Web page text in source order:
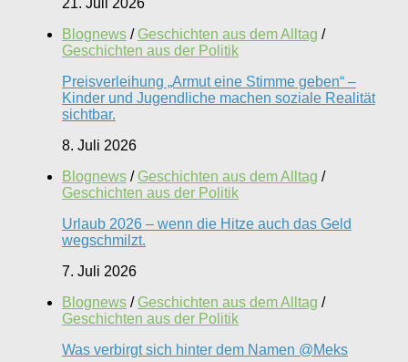
21. Juli 2026
Blognews / Geschichten aus dem Alltag /
Geschichten aus der Politik
Preisverleihung „Armut eine Stimme geben“ –
Kinder und Jugendliche machen soziale Realität
sichtbar.
8. Juli 2026
Blognews / Geschichten aus dem Alltag /
Geschichten aus der Politik
Urlaub 2026 – wenn die Hitze auch das Geld
wegschmilzt.
7. Juli 2026
Blognews / Geschichten aus dem Alltag /
Geschichten aus der Politik
Was verbirgt sich hinter dem Namen @Meks